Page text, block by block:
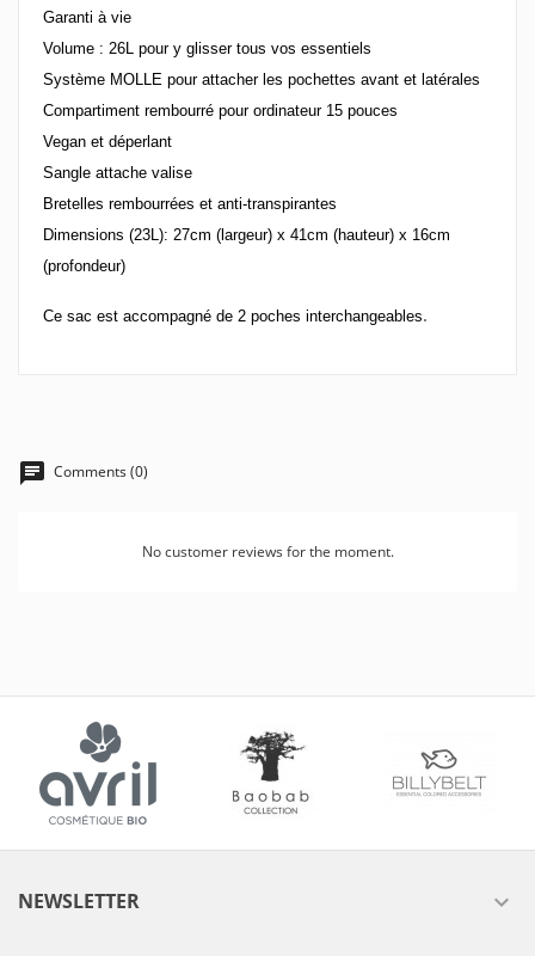
Garanti à vie
Volume : 26L pour y glisser tous vos essentiels
Système MOLLE pour attacher les pochettes avant et latérales
Compartiment rembourré pour ordinateur 15 pouces
Vegan et déperlant
Sangle attache valise
Bretelles rembourrées et anti-transpirantes
Dimensions (23L): 27cm (largeur) x 41cm (hauteur) x 16cm
(profondeur)
Ce sac est accompagné de 2 poches interchangeables.
Comments (0)
No customer reviews for the moment.
NEWSLETTER 